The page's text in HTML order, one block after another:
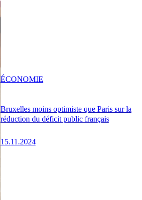
Bruxelles moins optimiste que Paris sur la
réduction du déficit public français
15.11.2024
ÉCONOMIE